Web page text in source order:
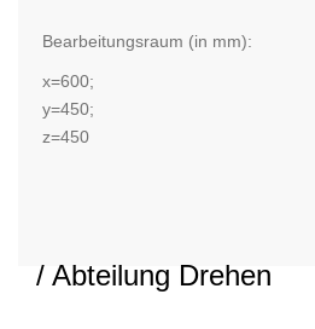
Bearbeitungsraum (in mm):
x=600;
y=450;
z=450
/ Abteilung Drehen